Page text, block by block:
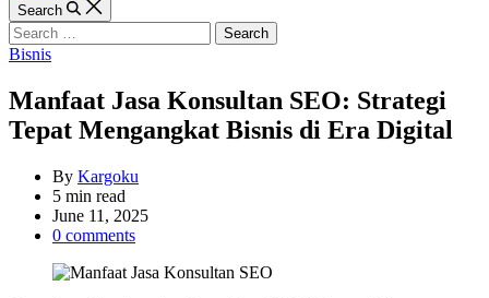
Search
Search
for:
Categories
Bisnis
Manfaat Jasa Konsultan SEO: Strategi
Tepat Mengangkat Bisnis di Era Digital
By Kargoku
Estimated
read
time
5 min read
June 11, 2025
0 comments